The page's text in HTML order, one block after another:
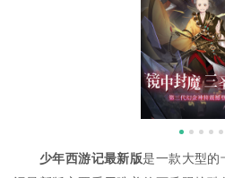
少年西游记最新版是一款大型的